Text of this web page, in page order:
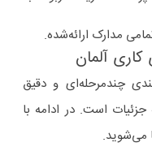
مدارک ارائه‌شده.
آلمان
چندمرحله‌ای و دقیق
است. در ادامه با
می‌شوید.